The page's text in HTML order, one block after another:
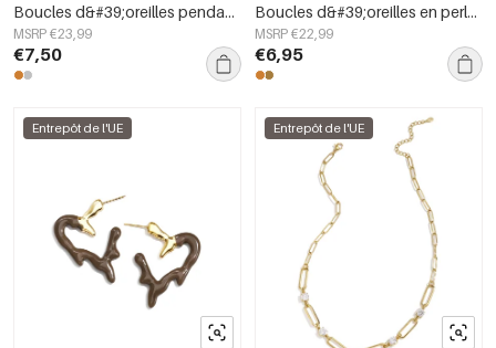
Boucles d&#39;oreilles pendantes en forme de cœur, série simple et décontractée pour le quotidien, bijoux pour femmes
MSRP €23,99
€7,50
Boucles d&#39;oreilles en perles d&#39;acier inoxydable, style floral, collection romantique décontractée pour le quotidien, bijoux pour femmes
MSRP €22,99
€6,95
Entrepôt de l'UE Entrepôt de l'UE